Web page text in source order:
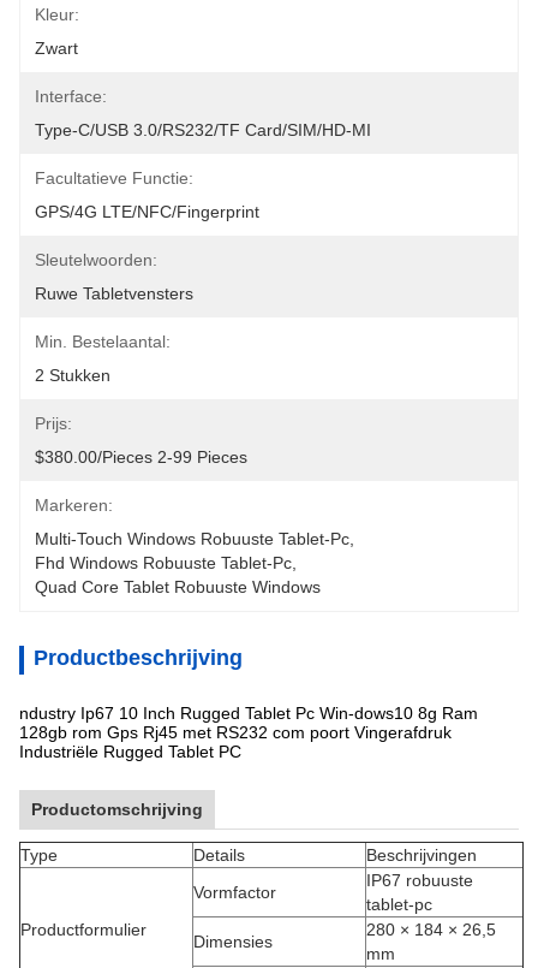
Kleur:
Zwart
Interface:
Type-C/USB 3.0/RS232/TF Card/SIM/HD-MI
Facultatieve Functie:
GPS/4G LTE/NFC/Fingerprint
Sleutelwoorden:
Ruwe Tabletvensters
Min. Bestelaantal:
2 Stukken
Prijs:
$380.00/pieces 2-99 Pieces
Markeren:
Multi-Touch Windows Robuuste Tablet-Pc
Fhd Windows Robuuste Tablet-Pc
Quad Core Tablet Robuuste Windows
Productbeschrijving
ndustry Ip67 10 Inch Rugged Tablet Pc Win-dows10 8g Ram
128gb rom Gps Rj45 met RS232 com poort Vingerafdruk
Industriële Rugged Tablet PC
Productomschrijving
Type Details Beschrijvingen
Productformulier
Vormfactor
IP67 robuuste
tablet-pc
Dimensies
280 × 184 × 26,5
mm